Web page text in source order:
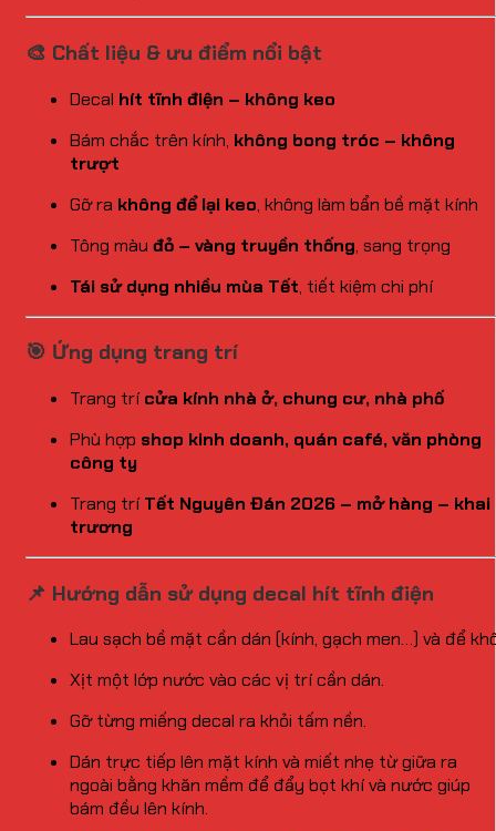
🎨 Chất liệu & ưu điểm nổi bật
Decal hít tĩnh điện – không keo
Bám chắc trên kính, không bong tróc – không
trượt
Gỡ ra không để lại keo, không làm bẩn bề mặt kính
Tông màu đỏ – vàng truyền thống, sang trọng
Tái sử dụng nhiều mùa Tết, tiết kiệm chi phí
🎯 Ứng dụng trang trí
Trang trícửa kính nhà ở, chung cư, nhà phố
Phù hợp shop kinh doanh, quán café, văn phòng
công ty
Trang tríTết Nguyên Đán 2026 – mở hàng – khai
trương
📌 Hướng dẫn sử dụng decal hít tĩnh điện
Lau sạch bề mặt cần dán (kính, gạch men…) và để
Xịt một lớp nước vào các vị trí cần dán.
Gỡ từng miếng decal ra khỏi tấm nền.
Dán trực tiếp lên mặt kính và miết nhẹ từ giữa ra
ngoài bằng khăn mềm để đẩy bọt khí và nước giúp
bám đều lên kính.